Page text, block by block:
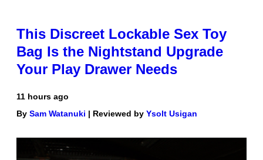
This Discreet Lockable Sex Toy
Bag Is the Nightstand Upgrade
Your Play Drawer Needs
11 hours ago
By Sam Watanuki | Reviewed by Ysolt Usigan